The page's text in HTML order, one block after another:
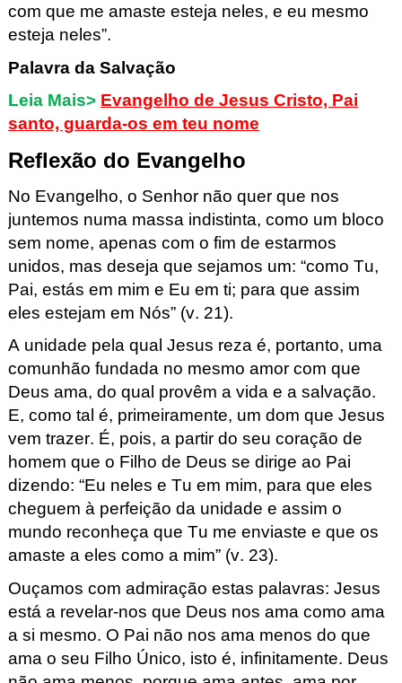
com que me amaste esteja neles, e eu mesmo
esteja neles”.
Palavra da Salvação
Leia Mais> Evangelho de Jesus Cristo, Pai
santo, guarda-os em teu nome
Reflexão do Evangelho
No Evangelho, o Senhor não quer que nos
juntemos numa massa indistinta, como um bloco
sem nome, apenas com o fim de estarmos
unidos, mas deseja que sejamos um: “como Tu,
Pai, estás em mim e Eu em ti; para que assim
eles estejam em Nós”(v. 21).
A unidade pela qual Jesus reza é, portanto, uma
comunhão fundada no mesmo amor com que
Deus ama, do qual provêm a vida e a salvação.
E, como tal é, primeiramente, um dom que Jesus
vem trazer. É, pois, a partir do seu coração de
homem que o Filho de Deus se dirige ao Pai
dizendo: “Eu neles e Tu em mim, para que eles
cheguem à perfeição da unidade e assim o
mundo reconheça que Tu me enviaste e que os
amaste a eles como a mim”(v. 23).
Ouçamos com admiração estas palavras: Jesus
está a revelar-nos que Deus nos ama como ama
a si mesmo. O Pai não nos ama menos do que
ama o seu Filho Único, isto é, infinitamente. Deus